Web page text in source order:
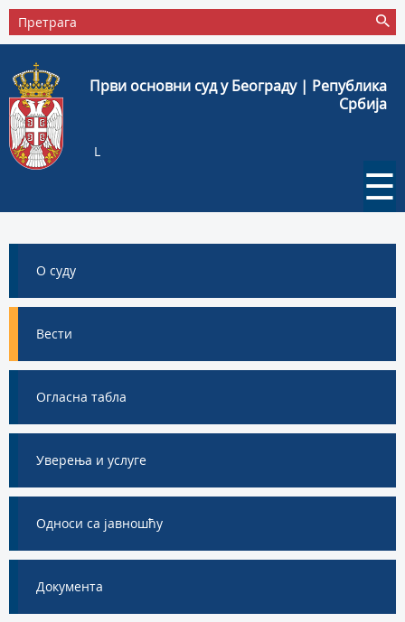
Први основни суд у Београду | Република
Србија
L
☰
О суду
Вести
Огласна табла
Уверења и услуге
Односи са јавношћу
Документа